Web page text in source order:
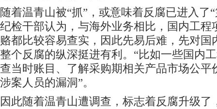
随着温青山被“抓”，或意味着反腐已进入了
纪检干部认为，与海外业务相比，国内工程
赂都比较容易查实，因此先易后难，先对国
整个反腐的纵深挺进有利。“比如一些国内
查当时账目、了解采购期相关产品市场公平
涉案人员的漏洞”。
因此随着温青山遭调查，标志着反腐升级了